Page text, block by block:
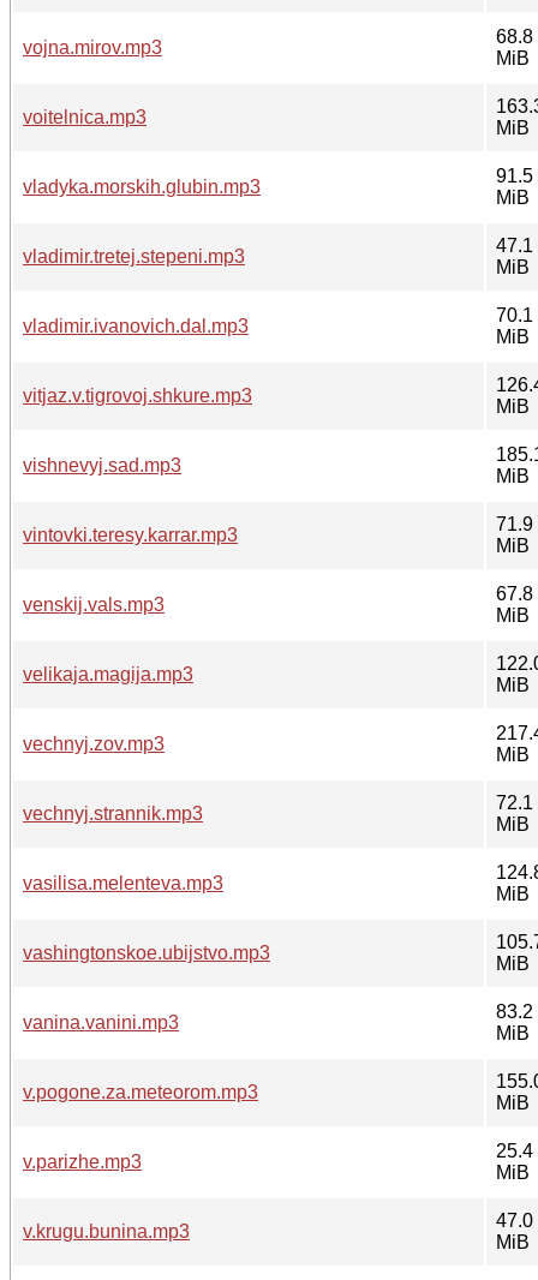
vojna.mirov.mp3
68.8
MiB
voitelnica.mp3
MiB
vladyka.morskih.glubin.mp3
91.5
MiB
vladimir.tretej.stepeni.mp3
47.1
MiB
vladimir.ivanovich.dal.mp3
70.1
MiB
vitjaz.v.tigrovoj.shkure.mp3
MiB
vishnevyj.sad.mp3
MiB
vintovki.teresy.karrar.mp3
71.9
MiB
venskij.vals.mp3
67.8
MiB
velikaja.magija.mp3
MiB
vechnyj.zov.mp3
MiB
vechnyj.strannik.mp3
72.1
MiB
vasilisa.melenteva.mp3
MiB
vashingtonskoe.ubijstvo.mp3
MiB
vanina.vanini.mp3
83.2
MiB
v.pogone.za.meteorom.mp3
MiB
v.parizhe.mp3
25.4
MiB
v.krugu.bunina.mp3
47.0
MiB